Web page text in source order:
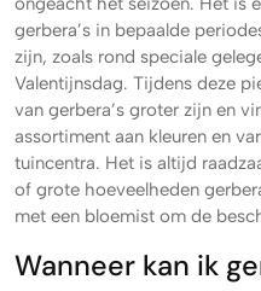
gerbera’s in bepaalde
zijn, zoals rond speciale
Valentijnsdag. Tijdens deze
van gerbera’s groter zijn en
assortiment aan kleuren en
tuincentra. Het is altijd
of grote hoeveelheden
met een bloemist om de
Wanneer kan ik